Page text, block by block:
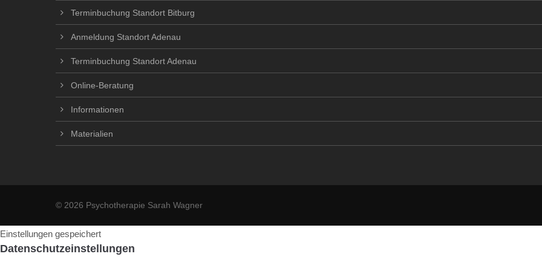
Terminbuchung Standort Bitburg
Anmeldung Standort Adenau
Terminbuchung Standort Adenau
Online-Beratung
Informationen
Materialien
© 2026 Psychotherapie Sarah Wagner
Einstellungen gespeichert
Datenschutzeinstellungen